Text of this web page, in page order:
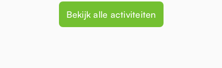
Bekijk alle activiteiten